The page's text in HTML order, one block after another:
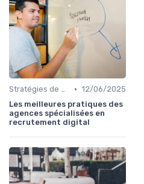
Stratégies de Recrutement Digital • 12/06/2025
Les meilleures pratiques des
agences spécialisées en
recrutement digital